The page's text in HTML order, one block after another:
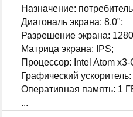
Назначение:
Диагональ экрана: 8.0";
Разрешение экрана:
Матрица экрана: IPS;
Процессор: Intel Atom x3-
Графический
Оперативная память: 1
...